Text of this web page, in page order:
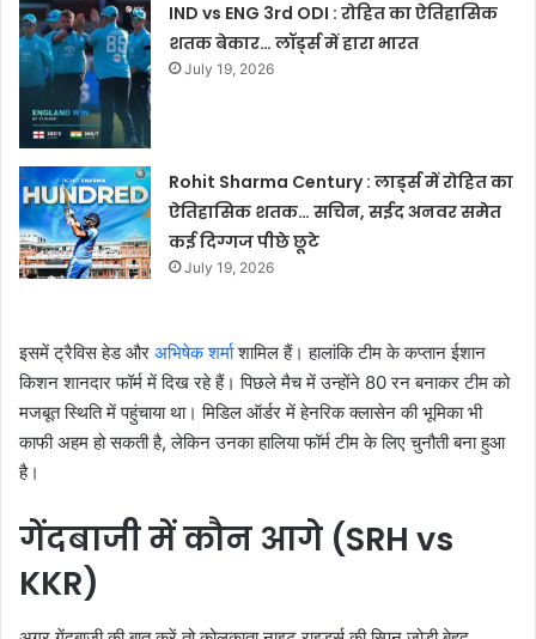
IND vs ENG 3rd ODI : रोहित का ऐतिहासिक
शतक बेकार… लॉर्ड्स में हारा भारत
July 19, 2026
Rohit Sharma Century : लार्ड्स में रोहित का
ऐतिहासिक शतक… सचिन, सईद अनवर समेत
कई दिग्गज पीछे छूटे
July 19, 2026
इसमें ट्रैविस हेड और अभिषेक शर्माशामिल हैं। हालांकि टीम के कप्तान ईशान
किशन शानदार फॉर्म में दिख रहे हैं। पिछले मैच में उन्होंने 80 रन बनाकर टीम को
मजबूत स्थिति में पहुंचाया था। मिडिल ऑर्डर में हेनरिक क्लासेन की भूमिका भी
काफी अहम हो सकती है, लेकिन उनका हालिया फॉर्म टीम के लिए चुनौती बना हुआ
है।
गेंदबाजी में कौन आगे (SRH vs
KKR)